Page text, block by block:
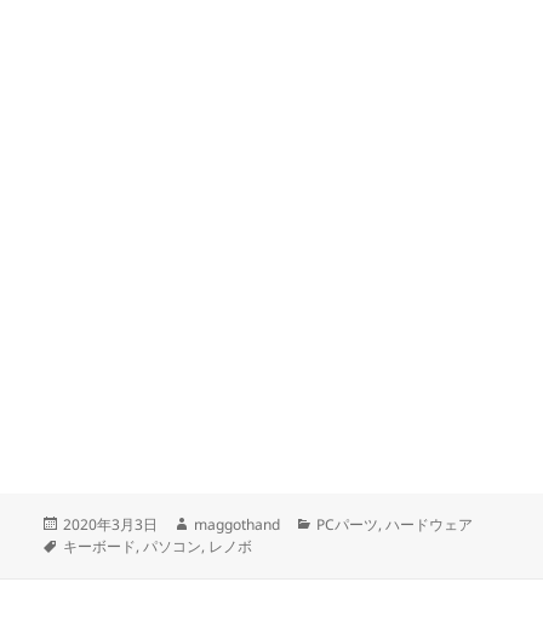
投
稿
2020年3月3日
作
成
maggothand
カ
PCパーツ,ハードウェア
タ
キーボード,パソコン, レノボ